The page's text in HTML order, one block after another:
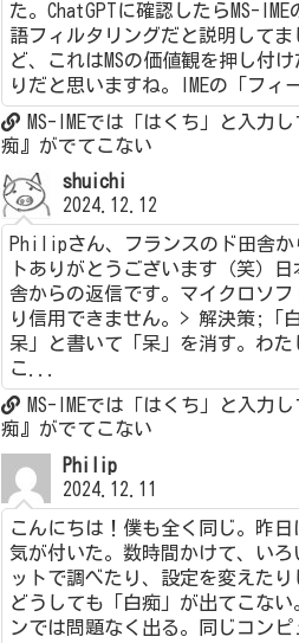
た。ChatGPTに確認したらMS-IME
語フィルタリングだと説明してま
ど、これはMSの価値観を押し付
りだと思いますね。IMEの「フィ
MS-IMEでは「はくち」と入力し
痴』がでてこない
shuichi
2024.12.12
Philipさん、フランスのド田舎か
トありがとうございます（笑）日
舎からの返信です。マイクロソフ
り信用できません。> 解決策;「
呆」と書いて「呆」を消す。わた
こ...
MS-IMEでは「はくち」と入力し
痴』がでてこない
Philip
2024.12.11
こんにちは！僕も全く同じ。昨日
気が付いた。数時間かけて、いろ
ットで調べたり、設定を変えたり
どうしても「白痴」が出てこない
ンでは問題なく出る。同じコンピ